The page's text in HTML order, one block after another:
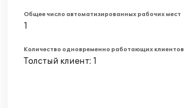
Общее число автоматизированных рабочих мест
1
Количество одновременно работающих клиентов
Толстый клиент: 1